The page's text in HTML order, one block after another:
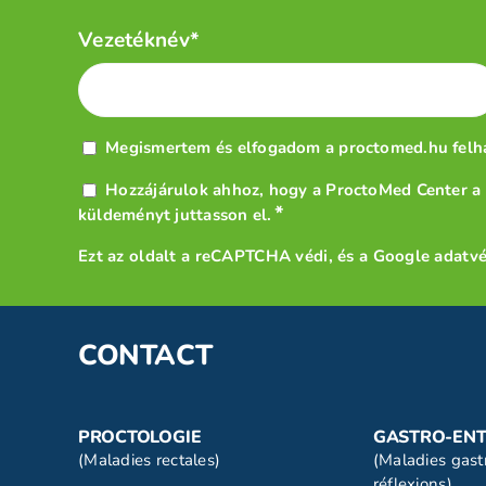
Név
*
Vezetéknév*
Adatvédelem
Megismertem és elfogadom a proctomed.hu
Hírlevél
*
Hozzájárulok ahhoz, hogy a ProctoMed
küldeményt juttasson el. *
Ezt az oldalt a reCAPTCHA védi, és a Google
CONTACT
PROCTOLOGIE
(Maladies rectales)
GASTRO-
(Maladies